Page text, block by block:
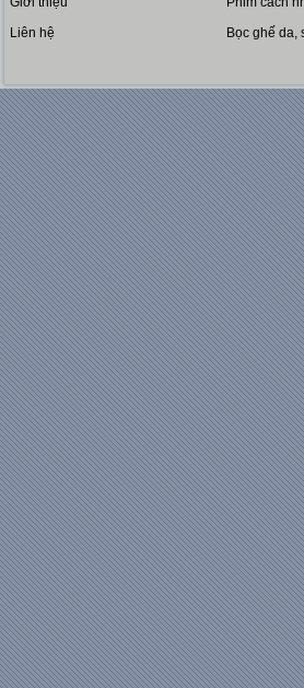
Liên hệ
Bọc ghế da,